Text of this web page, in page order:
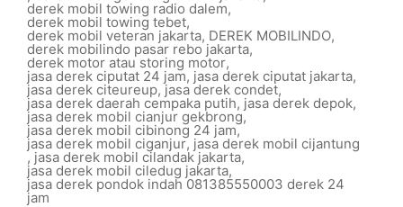
derek mobil towing radio dalem,
derek mobil towing tebet,
derek mobil veteran jakarta, DEREK MOBILINDO,
derek mobilindo pasar rebo jakarta,
derek motor atau storing motor,
jasa derek ciputat 24 jam, jasa derek ciputat jakarta,
jasa derek citeureup,jasa derek condet,
jasa derek daerah cempaka putih, jasa derek depok,
jasa derek mobil cianjur gekbrong,
jasa derek mobil cibinong 24 jam,
jasa derek mobil ciganjur, jasa derek mobil cijantung
, jasa derek mobil cilandak jakarta,
jasa derek mobil ciledug jakarta,
jasa derek pondok indah 081385550003 derek 24
jam